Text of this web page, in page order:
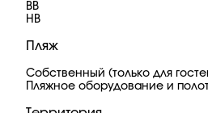
BB
HB
Пляж
Собственный (только для
Пляжное оборудование и